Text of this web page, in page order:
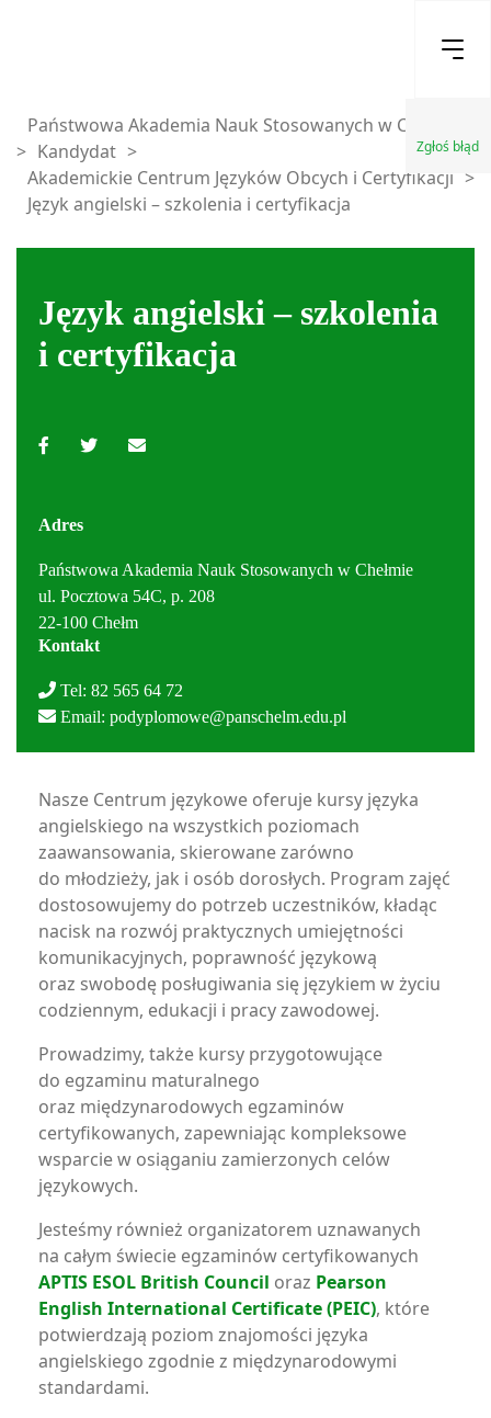
Zgłoś błąd
Państwowa Akademia Nauk Stosowanych w Chełmie
> Kandydat >
Akademickie Centrum Języków Obcych i Certyfikacji >
Język angielski – szkolenia i certyfikacja
Język angielski – szkolenia
i certyfikacja
Adres
Państwowa Akademia Nauk Stosowanych w Chełmie
ul. Pocztowa 54C, p. 208
22-100 Chełm
Kontakt
Tel: 82 565 64 72
Email: podyplomowe@panschelm.edu.pl
Nasze Centrum językowe oferuje kursy języka
angielskiego na wszystkich poziomach
zaawansowania, skierowane zarówno
do młodzieży, jak i osób dorosłych. Program zajęć
dostosowujemy do potrzeb uczestników, kładąc
nacisk na rozwój praktycznych umiejętności
komunikacyjnych, poprawność językową
oraz swobodę posługiwania się językiem w życiu
codziennym, edukacji i pracy zawodowej.
Prowadzimy, także kursy przygotowujące
do egzaminu maturalnego
oraz międzynarodowych egzaminów
certyfikowanych, zapewniając kompleksowe
wsparcie w osiąganiu zamierzonych celów
językowych.
Jesteśmy również organizatorem uznawanych
na całym świecie egzaminów certyfikowanych
APTIS ESOL British Council oraz Pearson
English International Certificate (PEIC), które
potwierdzają poziom znajomości języka
angielskiego zgodnie z międzynarodowymi
standardami.